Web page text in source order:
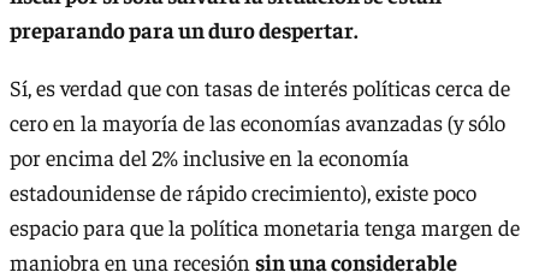
preparando para un duro despertar.
Sí, es verdad que con tasas de interés políticas cerca de
cero en la mayoría de las economías avanzadas (y sólo
por encima del 2% inclusive en la economía
estadounidense de rápido crecimiento), existe poco
espacio para que la política monetaria tenga margen de
maniobra en una recesión sin una considerable